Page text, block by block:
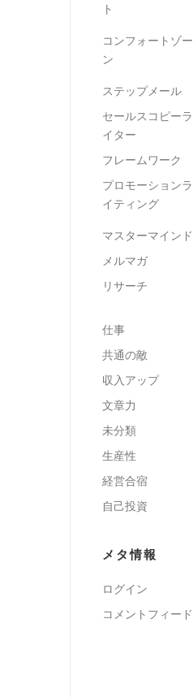
ト
コンフォートゾー
ン
ステップメール
セールスコピーラ
イター
フレームワーク
プロモーションラ
イティング
マスターマインド
メルマガ
リサーチ
仕事
共通の敵
収入アップ
文章力
未分類
生産性
経営合宿
自己投資
メタ情報
ログイン
コメントフィード